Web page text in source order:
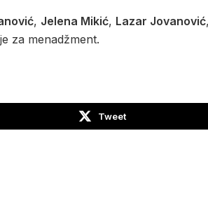
, Jelena Mikić, Lazar Jovanović,
za menadžment.
Tweet